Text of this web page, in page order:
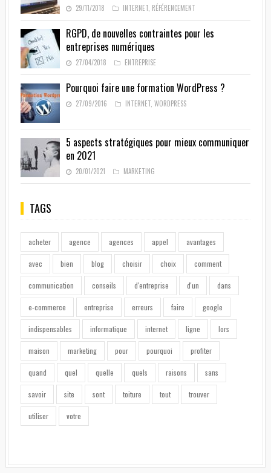
29/11/2018 INTERNET, RÉFÉRENCEMENT
RGPD, de nouvelles contraintes pour les
entreprises numériques
27/04/2018 ENTREPRISE
Pourquoi faire une formation WordPress ?
27/09/2016 INTERNET, WORDPRESS
5 aspects stratégiques pour mieux communiquer
en 2021
20/01/2021 MARKETING
TAGS
acheter agence agences appel avantages
avec bien blog choisir choix comment
communication conseils d'entreprise d'un dans
e-commerce entreprise erreurs faire google
indispensables informatique internet ligne lors
maison marketing pour pourquoi profiter
quand quel quelle quels raisons sans
savoir site sont toiture tout trouver
utiliser votre